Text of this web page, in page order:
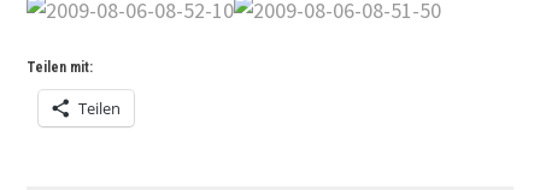
Teilen mit:
Teilen